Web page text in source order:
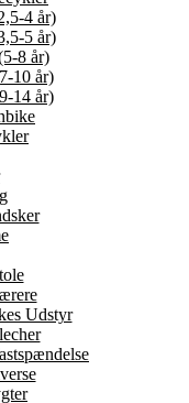
4 år)
5 år)
8 år)
10 år)
14 år)
Udstyr